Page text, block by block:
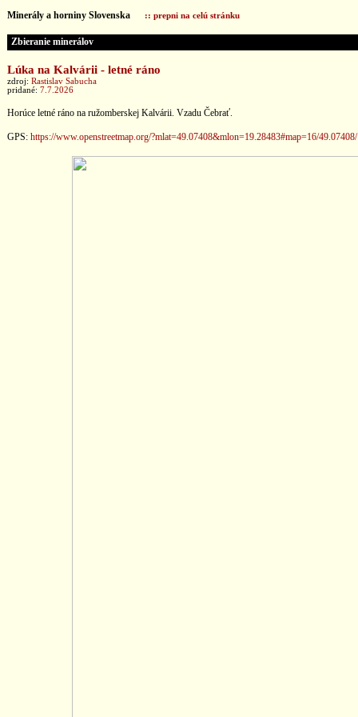
Minerály a horniny Slovenska :: prepni na celú stránku
Zbieranie minerálov
Lúka na Kalvárii - letné ráno
zdroj: Rastislav Sabucha
pridané: 7.7.2026
Horúce letné ráno na ružomberskej Kalvárii. Vzadu Čebrať.
GPS: https://www.openstreetmap.org/?mlat=49.07408&mlon=19.28483#map=16/